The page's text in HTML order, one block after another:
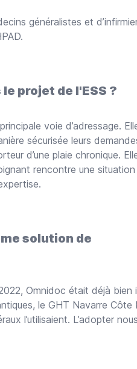
généralistes et
projet de l'ESS ?
voie d’adressage.
sécurisée leurs
d’une plaie chronique.
rencontre une situation
solution de
Omnidoc était déjà bien
le GHT Navarre Côte
l’utilisaient. L’adopter